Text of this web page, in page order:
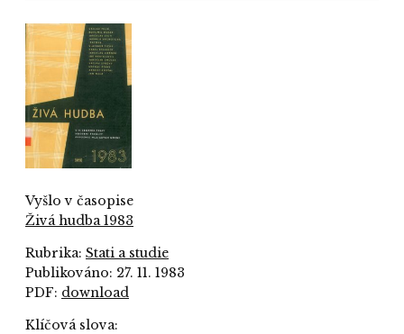
Vyšlo v časopise
Živá hudba 1983
Rubrika: Stati a studie
Publikováno: 27. 11. 1983
PDF: download
Klíčová slova: